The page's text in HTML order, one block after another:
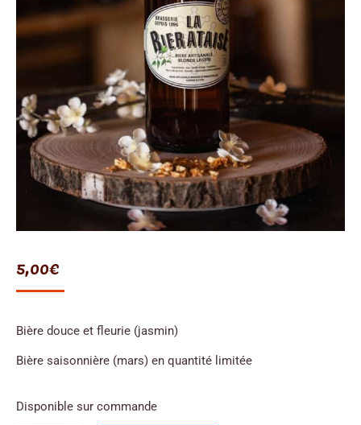
5,00€
Bière douce et fleurie (jasmin)
Bière saisonnière (mars) en quantité limitée
Disponible sur commande